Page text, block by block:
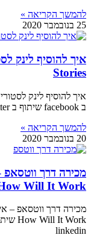
להמשך הקריאה »
25 בנובמבר 2020
Stories
ב facebook שיתוף ב twitter שיתוף ב linkedin שיתוף ב pinterest רוצים
להמשך הקריאה »
20 בנובמבר 2020
Will It Work
linkedin